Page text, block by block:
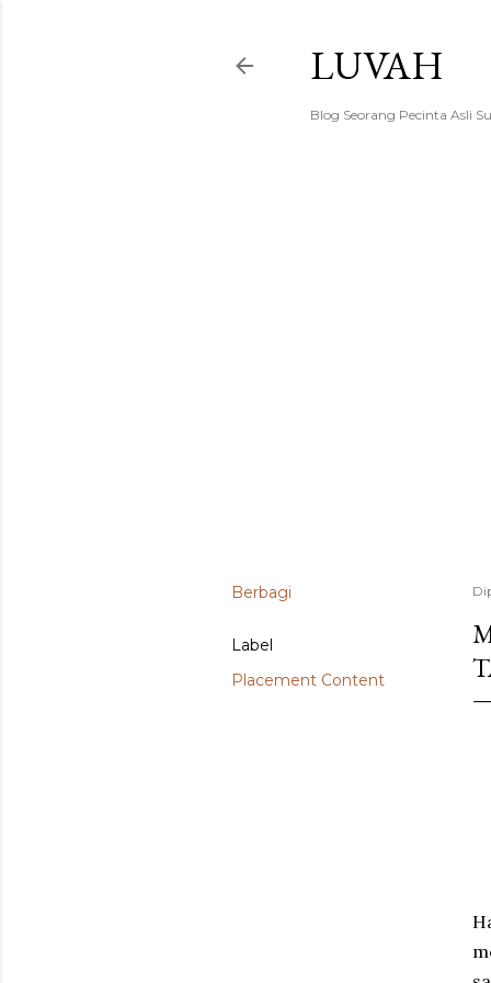
LUVAH
Blog Seorang Pecinta Asli
Berbagi
Label
Placement Content